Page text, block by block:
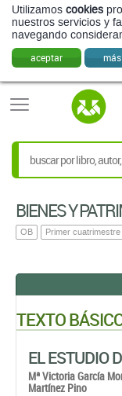
Utilizamos cookies
nuestros servicios y
navegando
aceptar
BIENES Y
OB Primer cuatrimestre
TEXTO
EL ESTUDIO
Mª Victoria García
Martínez Pino